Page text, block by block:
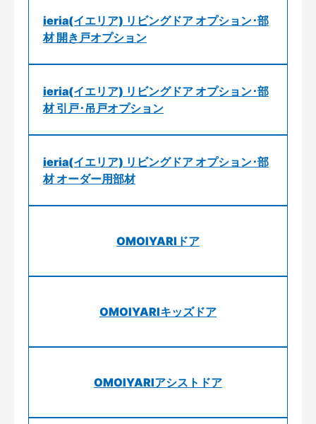
ieria(イエリア) リビングドア オプション･部
材 開き戸オプション
ieria(イエリア) リビングドア オプション･部
材 引戸･吊戸オプション
ieria(イエリア) リビングドア オプション･部
材 オーダー用部材
OMOIYARIドア
OMOIYARIキッズドア
OMOIYARIアシストドア